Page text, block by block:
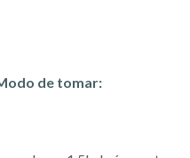
de tomar: